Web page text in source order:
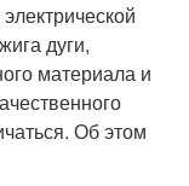
дуги,
материала и
Об этом